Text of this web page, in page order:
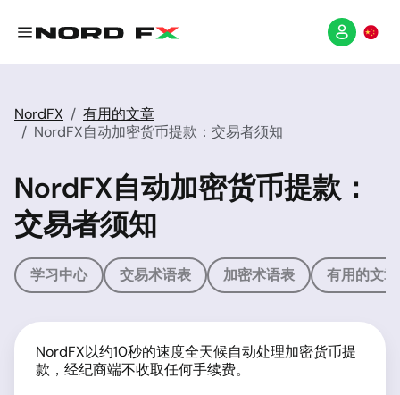
NordFX
有用的文章
NordFX自动加密货币提款：交易者须知
NordFX自动加密货币提款：
交易者须知
学习中心 交易术语表 加密术语表 有用的文章
NordFX以约10秒的速度全天候自动处理加密货币提
款，经纪商端不收取任何手续费。